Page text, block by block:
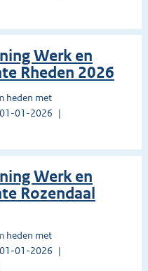
Werk en
Rheden 2026
heden met
01-2026
Werk en
Rozendaal
heden met
01-2026